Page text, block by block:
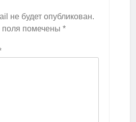
не будет опубликован.
помечены *